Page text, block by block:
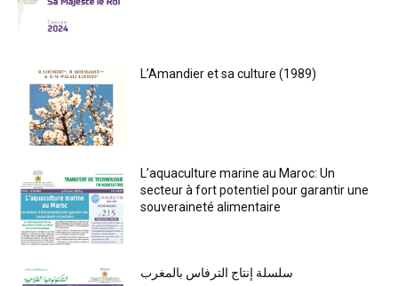
L’Amandier et sa culture (1989)
L’aquaculture marine au Maroc: Un
secteur à fort potentiel pour garantir une
souveraineté alimentaire
سلسلة إنتاج الترفاس بالمغرب